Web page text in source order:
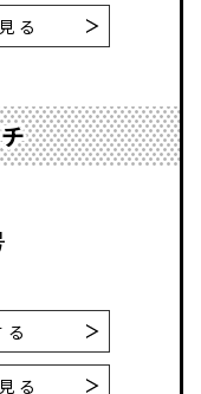
る
る